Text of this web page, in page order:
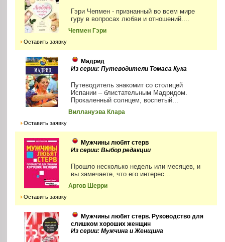
Гэри Чепмен - признанный во всем мире
гуру в вопросах любви и отношений....
Чепмен Гэри
Оставить заявку
Мадрид
Из серии: Путеводители Томаса Кука
Путеводитель знакомит со столицей
Испании – блистательным Мадридом.
Прокаленный солнцем, воспетый...
Виллануэва Клара
Оставить заявку
Мужчины любят стерв
Из серии: Выбор редакции
Прошло несколько недель или месяцев, и
вы замечаете, что его интерес...
Аргов Шерри
Оставить заявку
Мужчины любят стерв. Руководство для
слишком хороших женщин
Из серии: Мужчина и Женщина